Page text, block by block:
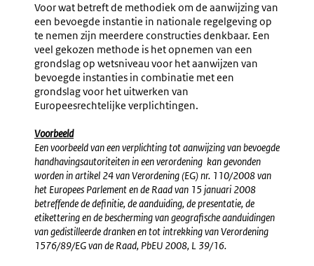
Voor wat betreft de methodiek om de aanwijzing van
een bevoegde instantie in nationale regelgeving op
te nemen zijn meerdere constructies denkbaar. Een
veel gekozen methode is het opnemen van een
grondslag op wetsniveau voor het aanwijzen van
bevoegde instanties in combinatie met een
grondslag voor het uitwerken van
Europeesrechtelijke verplichtingen.
Voorbeeld
Een voorbeeld van een verplichting tot aanwijzing van bevoegde
handhavingsautoriteiten in een verordening kan gevonden
worden in artikel 24 van Verordening (EG) nr. 110/2008 van
het Europees Parlement en de Raad van 15 januari 2008
betreffende de definitie, de aanduiding, de presentatie, de
etikettering en de bescherming van geografische aanduidingen
van gedistilleerde dranken en tot intrekking van Verordening
1576/89/EG van de Raad, PbEU 2008, L 39/16.